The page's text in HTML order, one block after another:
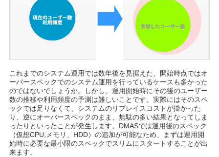
これまでのシステム運用では数年後を見据えた、開始時点ではオ
ーバースペックでのシステム運用を行っているケースも多かった
のではないでしょうか。しかし、運用開始時にその後のユーザー
数の推移や利用頻度の予測は難しいことです。実際にはそのスペ
ックでは足りなくて、システムのリプレイスコストが掛かった
り、逆にオーバースペックのまま、無駄の多い結果となってしま
ったりといったことが発生します。DMASでは運用後のスペック
（仮想CPU,メモリ、HDD）の追加が可能なため、まずは運用開
始時に必要な最小限のスペックでスリムにスタートすることが出
来ます。